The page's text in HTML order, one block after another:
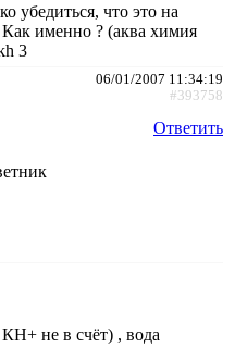
убедиться, что это на
именно ? (аква химия
3
06/01/2007 11:34:19
#393758
Ответить
не в счёт) , вода